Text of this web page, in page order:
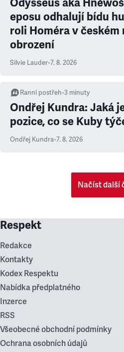
Odysseus aka
eposu odhalují bídu
roli Homéra v českém
obrození
Silvie Lauder•7. 8. 2026
Ranní postřeh•3 minuty
Ondřej Kundra: Jaká
pozice, co se Kuby
Ondřej Kundra•7. 8. 2026
Načíst další
Respekt
Redakce
Kontakty
Kodex Respektu
Nabídka předplatného
Inzerce
RSS
Všeobecné obchodní podmínky
Ochrana osobních údajů